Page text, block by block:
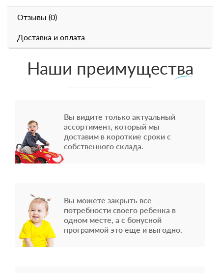
Отзывы (0)
Доставка и оплата
Наши преимущества
Вы видите только актуальный
ассортимент, который мы
доставим в короткие сроки с
собственного склада.
Вы можете закрыть все
потребности своего ребенка в
одном месте, а с бонусной
программой это еще и выгодно.